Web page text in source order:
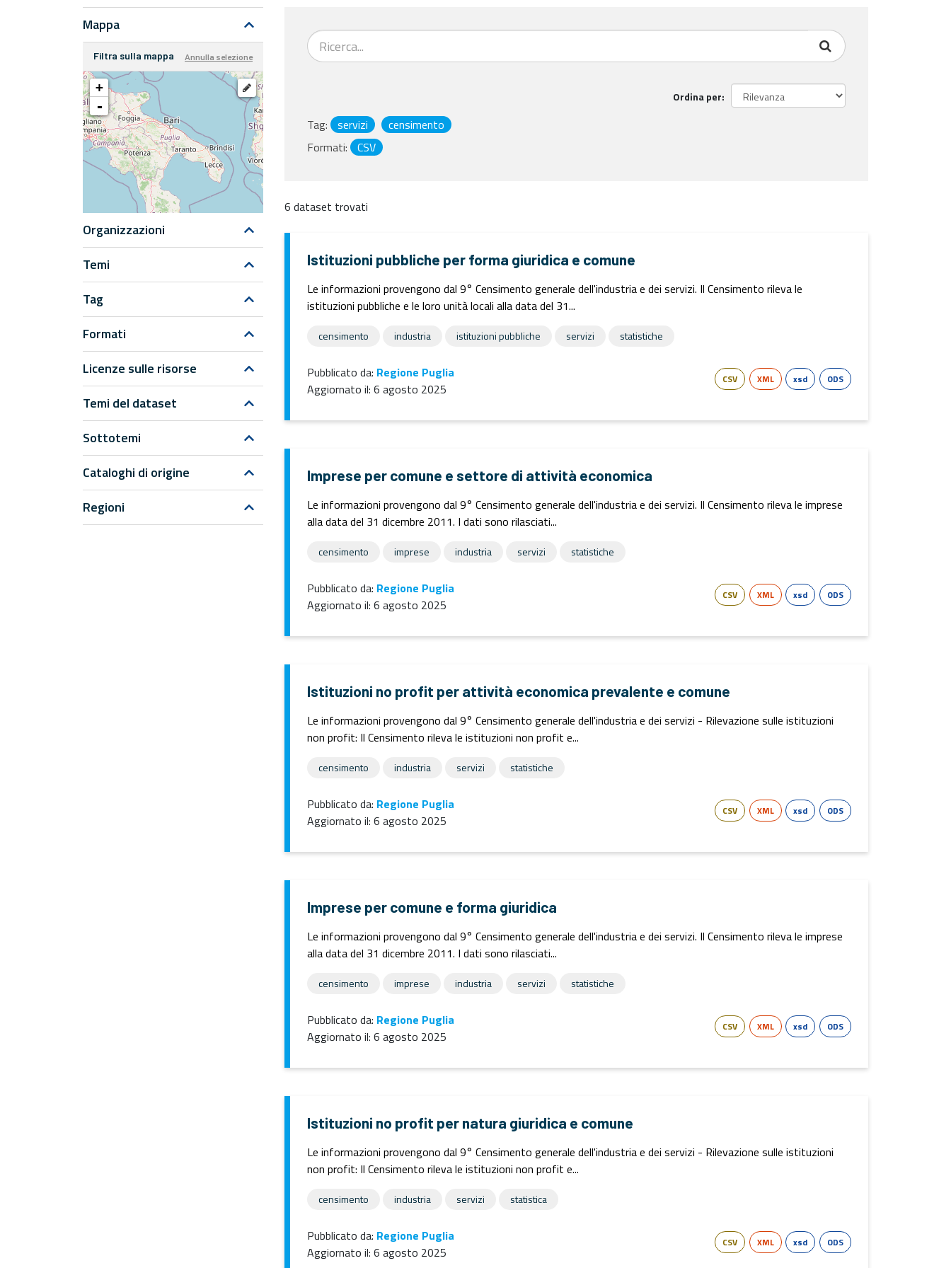
Mappa
Filtra sulla mappa Annulla selezione
+
-
Organizzazioni
Temi
Tag
Formati
Licenze sulle risorse
Temi del dataset
Sottotemi
Cataloghi di origine
Regioni
Ordina per
Tag: servizi
censimento
Formati:
CSV
6 dataset trovati
Istituzioni pubbliche per forma giuridica e comune
Le informazioni provengono dal 9° Censimento generale dell'industria e dei servizi. Il Censimento rileva le
istituzioni pubbliche e le loro unità locali alla data del 31...
censimento industria istituzioni pubbliche servizi statistiche
Pubblicato da: Regione Puglia
Aggiornato il: 6 agosto 2025
CSV XML xsd ODS
Imprese per comune e settore di attività economica
Le informazioni provengono dal 9° Censimento generale dell'industria e dei servizi. Il Censimento rileva le imprese
alla data del 31 dicembre 2011. I dati sono rilasciati...
censimento imprese industria servizi statistiche
Pubblicato da: Regione Puglia
Aggiornato il: 6 agosto 2025
CSV XML xsd ODS
Istituzioni no profit per attività economica prevalente e comune
Le informazioni provengono dal 9° Censimento generale dell'industria e dei servizi - Rilevazione sulle istituzioni
non profit: Il Censimento rileva le istituzioni non profit e...
censimento industria servizi statistiche
Pubblicato da: Regione Puglia
Aggiornato il: 6 agosto 2025
CSV XML xsd ODS
Imprese per comune e forma giuridica
Le informazioni provengono dal 9° Censimento generale dell'industria e dei servizi. Il Censimento rileva le imprese
alla data del 31 dicembre 2011. I dati sono rilasciati...
censimento imprese industria servizi statistiche
Pubblicato da: Regione Puglia
Aggiornato il: 6 agosto 2025
CSV XML xsd ODS
Istituzioni no profit per natura giuridica e comune
Le informazioni provengono dal 9° Censimento generale dell'industria e dei servizi - Rilevazione sulle istituzioni
non profit: Il Censimento rileva le istituzioni non profit e...
censimento industria servizi statistica
Pubblicato da: Regione Puglia
Aggiornato il: 6 agosto 2025
CSV XML xsd ODS